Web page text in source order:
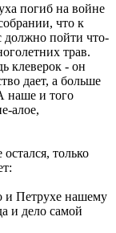
погиб на войне
что к
должно пойти что-
трав.
клеверок - он
дает, а больше
наше и того
алое,
только
и Петрухе нашему
и дело самой